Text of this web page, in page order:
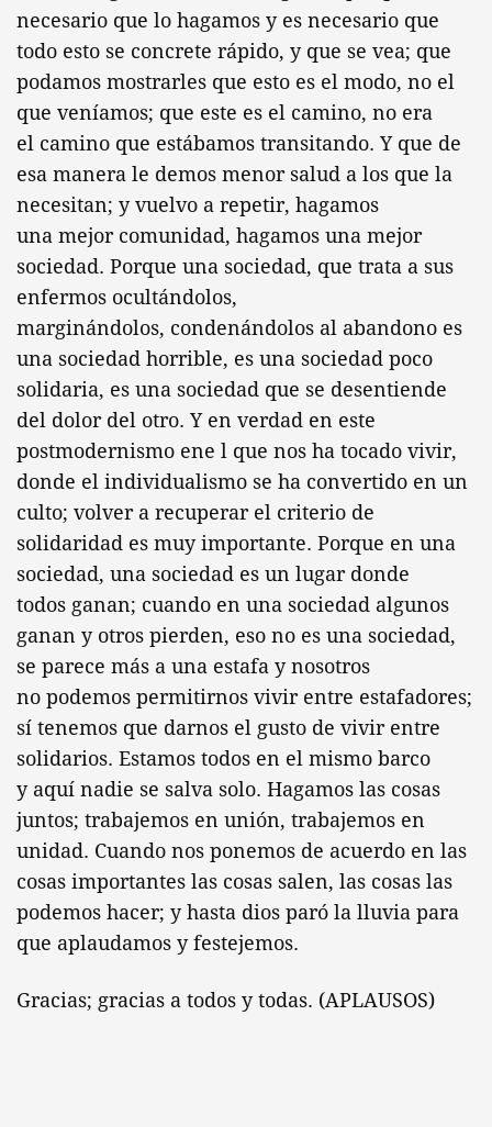
necesario que lo hagamos y es necesario que
todo esto se concrete rápido, y que se vea; que
podamos mostrarles que esto es el modo, no el
que veníamos; que este es el camino, no era
el camino que estábamos transitando. Y que de
esa manera le demos menor salud a los que la
necesitan; y vuelvo a repetir, hagamos
una mejor comunidad, hagamos una mejor
sociedad. Porque una sociedad, que trata a sus
enfermos ocultándolos,
marginándolos, condenándolos al abandono es
una sociedad horrible, es una sociedad poco
solidaria, es una sociedad que se desentiende
del dolor del otro. Y en verdad en este
postmodernismo ene l que nos ha tocado vivir,
donde el individualismo se ha convertido en un
culto; volver a recuperar el criterio de
solidaridad es muy importante. Porque en una
sociedad, una sociedad es un lugar donde
todos ganan; cuando en una sociedad algunos
ganan y otros pierden, eso no es una sociedad,
se parece más a una estafa y nosotros
no podemos permitirnos vivir entre estafadores;
sí tenemos que darnos el gusto de vivir entre
solidarios. Estamos todos en el mismo barco
y aquí nadie se salva solo. Hagamos las cosas
juntos; trabajemos en unión, trabajemos en
unidad. Cuando nos ponemos de acuerdo en las
cosas importantes las cosas salen, las cosas las
podemos hacer; y hasta dios paró la lluvia para
que aplaudamos y festejemos.
Gracias; gracias a todos y todas. (APLAUSOS)